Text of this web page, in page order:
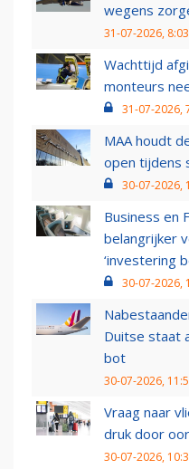
wegens
31-07-2026, 8:03
Wachttijd
monteurs
31-07-2026,
MAA houdt
open tijdens
30-07-2026,
Business en
belangrijker
‘investering
30-07-2026,
Duitse staat
bot
30-07-2026,
Vraag naar
druk door
30-07-2026,